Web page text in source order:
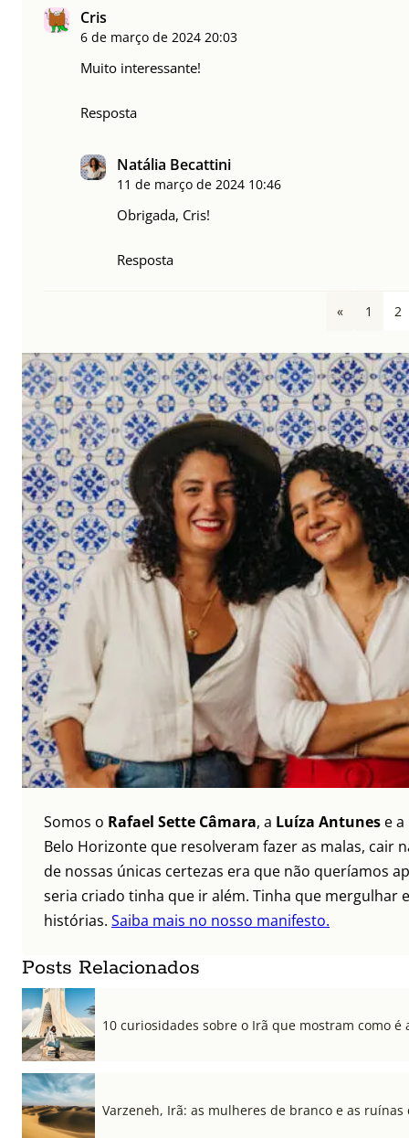
Cris
6 de março de 2024 20:03
Muito interessante!
Resposta
Natália Becattini
11 de março de 2024 10:46
Obrigada, Cris!
Resposta
« 1 2
Somos o Rafael Sette Câmara, a Luíza Antunes e a
Belo Horizonte que resolveram fazer as malas, cair
de nossas únicas certezas era que não queríamos
seria criado tinha que ir além. Tinha que mergulhar
histórias. Saiba mais no nosso manifesto.
Posts Relacionados
10 curiosidades sobre o Irã que mostram como é
Varzeneh, Irã: as mulheres de branco e as ruínas